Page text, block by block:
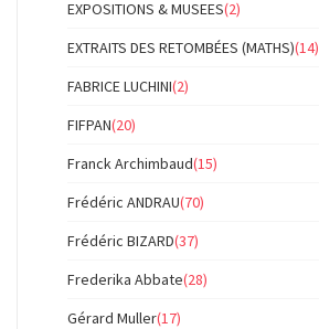
EXPOSITIONS & MUSEES(2)
EXTRAITS DES RETOMBÉES (MATHS)(14)
FABRICE LUCHINI(2)
FIFPAN(20)
Franck Archimbaud(15)
Frédéric ANDRAU(70)
Frédéric BIZARD(37)
Frederika Abbate(28)
Gérard Muller(17)